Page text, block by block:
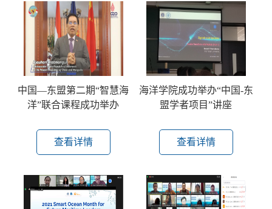
中国—东盟第二期“智慧海
洋”联合课程成功举办
查看详情
海洋学院成功举办“中国-东
盟学者项目”讲座
查看详情